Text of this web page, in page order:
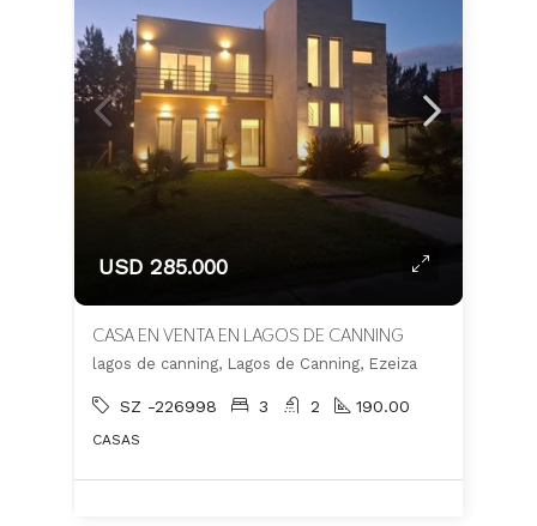
USD 285.000
CASA EN VENTA EN LAGOS DE CANNING
lagos de canning, Lagos de Canning, Ezeiza
SZ -226998 3 2 190.00
CASAS